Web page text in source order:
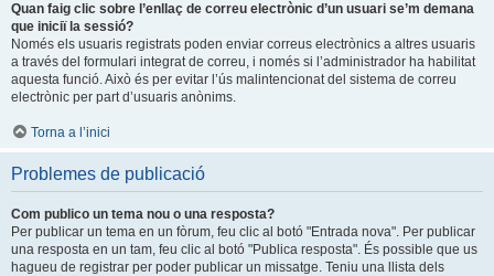
Quan faig clic sobre l’enllaç de correu electrònic d’un usuari se’m demana
que iniciï la sessió?
Només els usuaris registrats poden enviar correus electrònics a altres usuaris
a través del formulari integrat de correu, i només si l’administrador ha habilitat
aquesta funció. Això és per evitar l’ús malintencionat del sistema de correu
electrònic per part d’usuaris anònims.
Torna a l’inici
Problemes de publicació
Com publico un tema nou o una resposta?
Per publicar un tema en un fòrum, feu clic al botó "Entrada nova". Per publicar
una resposta en un tam, feu clic al botó "Publica resposta". És possible que us
hagueu de registrar per poder publicar un missatge. Teniu una llista dels